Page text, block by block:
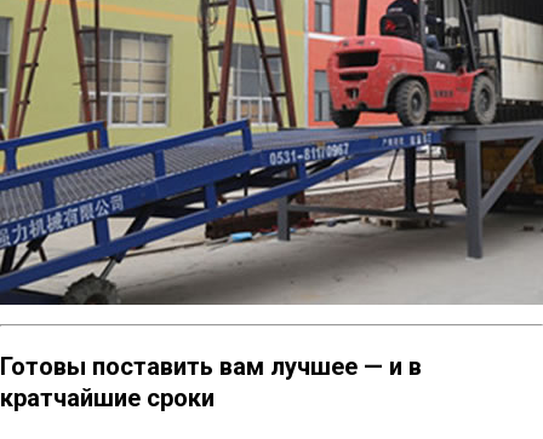
Готовы поставить вам лучшее — и в
кратчайшие сроки